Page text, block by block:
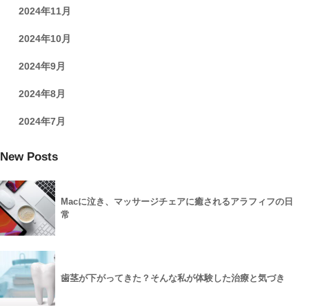
2024年11月
2024年10月
2024年9月
2024年8月
2024年7月
New Posts
Macに泣き、マッサージチェアに癒されるアラフィフの日
常
歯茎が下がってきた？そんな私が体験した治療と気づき